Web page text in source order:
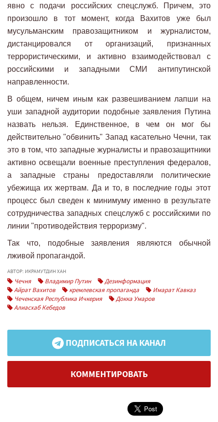
явно с подачи российских спецслужб. Причем, это
произошло в тот момент, когда Вахитов уже был
мусульманским правозащитником и журналистом,
дистанцировался от организаций, признанных
террористическими, и активно взаимодействовал с
российскими и западными СМИ антипутинской
направленности.
В общем, ничем иным как развешиванием лапши на
уши западной аудитории подобные заявления Путина
назвать нельзя. Единственное, в чем он мог бы
действительно "обвинить" Запад касательно Чечни, так
это в том, что западные журналисты и правозащитники
активно освещали военные преступления федералов,
а западные страны предоставляли политические
убежища их жертвам. Да и то, в последние годы этот
процесс был сведен к минимуму именно в результате
сотрудничества западных спецслужб с российскими по
линии "противодействия терроризму".
Так что, подобные заявления являются обычной
лживой пропагандой.
АВТОР: ИКРАМУТДИН ХАН
Чечня Владимир Путин
Дезинформация
Айрат Вахитов
кремлевская пропаганда
Имарат Кавказ
Чеченская Республика Ичкерия
Докка Умаров
Алиасхаб Кебедов
ПОДПИСАТЬСЯ НА КАНАЛ
КОММЕНТИРОВАТЬ